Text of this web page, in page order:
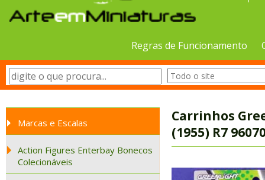
Regras de Funcionamento
Marcas e Escalas
Action Figures Enterbay Bonecos
Colecionáveis
Carrinhos
(1955) R7